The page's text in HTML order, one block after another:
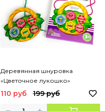
Деревянная шнуровка
«Цветочное лукошко»
110 руб 199 руб